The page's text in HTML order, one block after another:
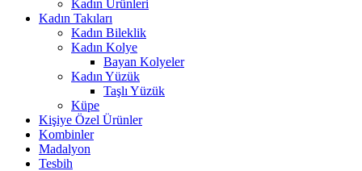
Kadın Ürünleri
Kadın Takıları
Kadın Bileklik
Kadın Kolye
Bayan Kolyeler
Kadın Yüzük
Taşlı Yüzük
Küpe
Kişiye Özel Ürünler
Kombinler
Madalyon
Tesbih